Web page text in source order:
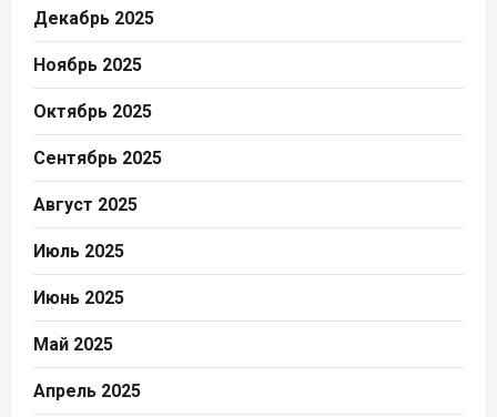
Декабрь 2025
Ноябрь 2025
Октябрь 2025
Сентябрь 2025
Август 2025
Июль 2025
Июнь 2025
Май 2025
Апрель 2025